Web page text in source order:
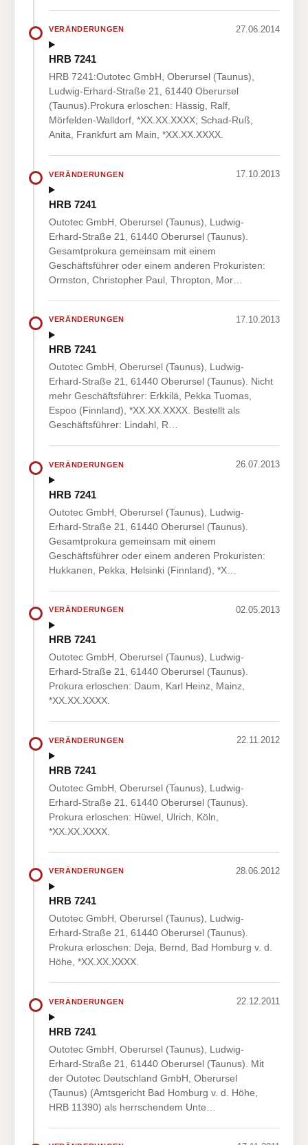
VERÄNDERUNGEN 27.06.2014
HRB 7241
HRB 7241:Outotec GmbH, Oberursel (Taunus),
Ludwig-Erhard-Straße 21, 61440 Oberursel
(Taunus).Prokura erloschen: Hässig, Ralf,
Mörfelden-Walldorf, *XX.XX.XXXX; Schad-Ruß,
Anita, Frankfurt am Main, *XX.XX.XXXX.
VERÄNDERUNGEN 17.10.2013
HRB 7241
Outotec GmbH, Oberursel (Taunus), Ludwig-
Erhard-Straße 21, 61440 Oberursel (Taunus).
Gesamtprokura gemeinsam mit einem
Geschäftsführer oder einem anderen Prokuristen:
Ormston, Christopher Paul, Thropton, Mor…
VERÄNDERUNGEN 17.10.2013
HRB 7241
Outotec GmbH, Oberursel (Taunus), Ludwig-
Erhard-Straße 21, 61440 Oberursel (Taunus). Nicht
mehr Geschäftsführer: Erkkilä, Pekka Tuomas,
Espoo (Finnland), *XX.XX.XXXX. Bestellt als
Geschäftsführer: Lindahl, R…
VERÄNDERUNGEN 26.07.2013
HRB 7241
Outotec GmbH, Oberursel (Taunus), Ludwig-
Erhard-Straße 21, 61440 Oberursel (Taunus).
Gesamtprokura gemeinsam mit einem
Geschäftsführer oder einem anderen Prokuristen:
Hukkanen, Pekka, Helsinki (Finnland), *X…
VERÄNDERUNGEN 02.05.2013
HRB 7241
Outotec GmbH, Oberursel (Taunus), Ludwig-
Erhard-Straße 21, 61440 Oberursel (Taunus).
Prokura erloschen: Daum, Karl Heinz, Mainz,
*XX.XX.XXXX.
VERÄNDERUNGEN 22.11.2012
HRB 7241
Outotec GmbH, Oberursel (Taunus), Ludwig-
Erhard-Straße 21, 61440 Oberursel (Taunus).
Prokura erloschen: Hüwel, Ulrich, Köln,
*XX.XX.XXXX.
VERÄNDERUNGEN 28.06.2012
HRB 7241
Outotec GmbH, Oberursel (Taunus), Ludwig-
Erhard-Straße 21, 61440 Oberursel (Taunus).
Prokura erloschen: Deja, Bernd, Bad Homburg v. d.
Höhe, *XX.XX.XXXX.
VERÄNDERUNGEN 22.12.2011
HRB 7241
Outotec GmbH, Oberursel (Taunus), Ludwig-
Erhard-Straße 21, 61440 Oberursel (Taunus). Mit
der Outotec Deutschland GmbH, Oberursel
(Taunus) (Amtsgericht Bad Homburg v. d. Höhe,
HRB 11390) als herrschendem Unte…